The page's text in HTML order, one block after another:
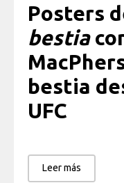
Posters
bestia
bestia
UFC
Leer más